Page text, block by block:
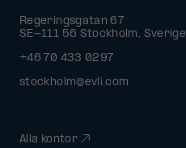
Regeringsgatan 67
SE-111 56 Stockholm, Sverige
+46 70 433 0297
stockholm@evli.com
Alla kontor